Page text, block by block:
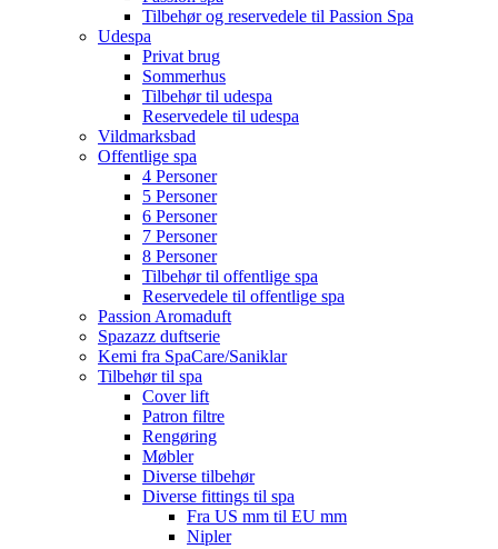
Tilbehør og reservedele til Passion Spa
Udespa
Privat brug
Sommerhus
Tilbehør til udespa
Reservedele til udespa
Vildmarksbad
Offentlige spa
4 Personer
5 Personer
6 Personer
7 Personer
8 Personer
Tilbehør til offentlige spa
Reservedele til offentlige spa
Passion Aromaduft
Spazazz duftserie
Kemi fra SpaCare/Saniklar
Tilbehør til spa
Cover lift
Patron filtre
Rengøring
Møbler
Diverse tilbehør
Diverse fittings til spa
Fra US mm til EU mm
Nipler